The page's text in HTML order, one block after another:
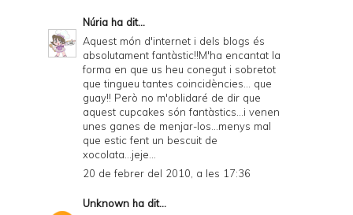
Núria ha dit...
Aquest món d'internet i dels blogs és
absolutament fantàstic!!M'ha encantat la
forma en que us heu conegut i sobretot
que tingueu tantes coincidències... que
guay!! Però no m'oblidaré de dir que
aquest cupcakes són fantàstics...i venen
unes ganes de menjar-los...menys mal
que estic fent un bescuit de
xocolata...jeje...
20 de febrer del 2010, a les 17:36
Unknown ha dit...